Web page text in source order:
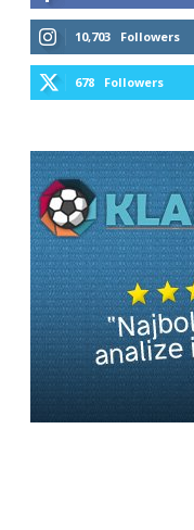
10,703 Followers
678 Followers